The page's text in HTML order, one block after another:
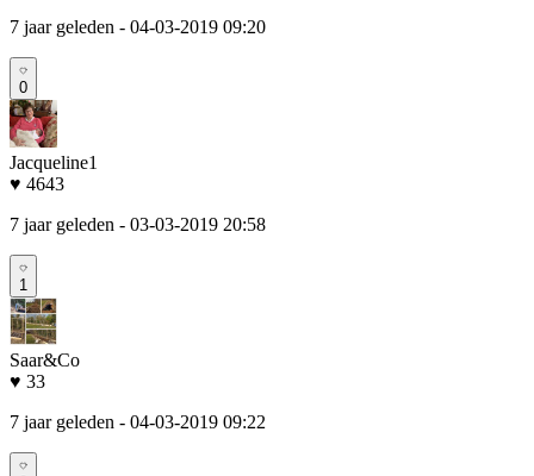
7 jaar geleden - 04-03-2019 09:20
0
Jacqueline1
♥ 4643
7 jaar geleden - 03-03-2019 20:58
1
Saar&Co
♥ 33
7 jaar geleden - 04-03-2019 09:22